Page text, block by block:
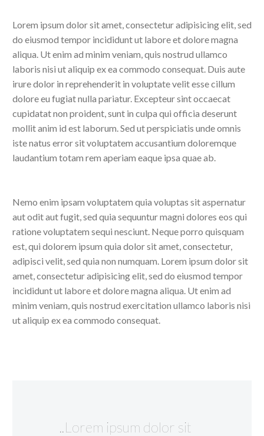
Lorem ipsum dolor sit amet, consectetur adipisicing elit, sed
do eiusmod tempor incididunt ut labore et dolore magna
aliqua. Ut enim ad minim veniam, quis nostrud ullamco
laboris nisi ut aliquip ex ea commodo consequat. Duis aute
irure dolor in reprehenderit in voluptate velit esse cillum
dolore eu fugiat nulla pariatur. Excepteur sint occaecat
cupidatat non proident, sunt in culpa qui officia deserunt
mollit anim id est laborum. Sed ut perspiciatis unde omnis
iste natus error sit voluptatem accusantium doloremque
laudantium totam rem aperiam eaque ipsa quae ab.
Nemo enim ipsam voluptatem quia voluptas sit aspernatur
aut odit aut fugit, sed quia sequuntur magni dolores eos qui
ratione voluptatem sequi nesciunt. Neque porro quisquam
est, qui dolorem ipsum quia dolor sit amet, consectetur,
adipisci velit, sed quia non numquam. Lorem ipsum dolor sit
amet, consectetur adipisicing elit, sed do eiusmod tempor
incididunt ut labore et dolore magna aliqua. Ut enim ad
minim veniam, quis nostrud exercitation ullamco laboris nisi
ut aliquip ex ea commodo consequat.
..Lorem ipsum dolor sit